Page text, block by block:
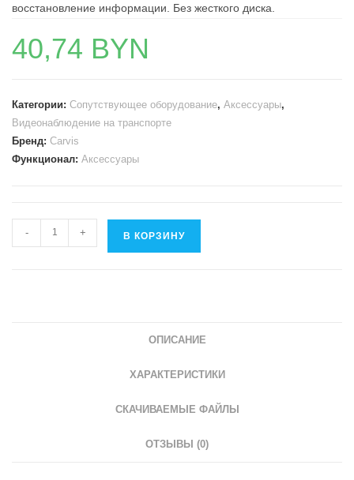
восстановление информации. Без жесткого диска.
40,74 BYN
Категории: Сопутствующее оборудование, Аксессуары,
Видеонаблюдение на транспорте
Бренд: Carvis
Функционал: Аксессуары
Количество
товара
- + В КОРЗИНУ
ОПИСАНИЕ
ХАРАКТЕРИСТИКИ
СКАЧИВАЕМЫЕ ФАЙЛЫ
ОТЗЫВЫ (0)